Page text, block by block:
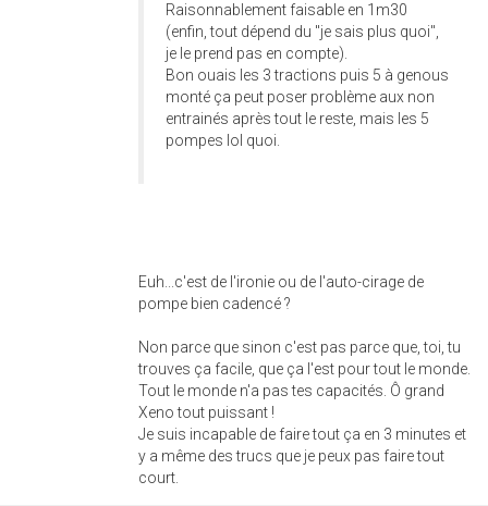
Raisonnablement faisable en 1m30
(enfin, tout dépend du "je sais plus quoi",
je le prend pas en compte).
Bon ouais les 3 tractions puis 5 à genous
monté ça peut poser problème aux non
entrainés après tout le reste, mais les 5
pompes lol quoi.
Euh...c'est de l'ironie ou de l'auto-cirage de
pompe bien cadencé ?
Non parce que sinon c'est pas parce que, toi, tu
trouves ça facile, que ça l'est pour tout le monde.
Tout le monde n'a pas tes capacités. Ô grand
Xeno tout puissant !
Je suis incapable de faire tout ça en 3 minutes et
y a même des trucs que je peux pas faire tout
court.